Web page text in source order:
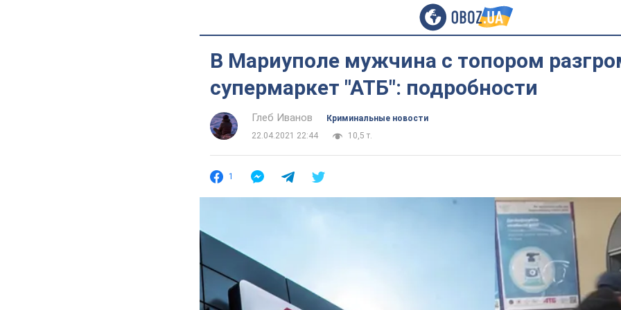
В Мариуполе мужчина с топором
супермаркет "АТБ": подробности
Глеб Иванов
Криминальные новости
22.04.2021 22:44
10,5 т.
1